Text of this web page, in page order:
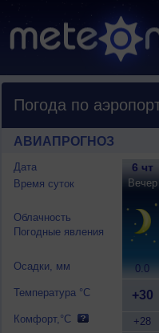
Погода по
АВИАПРОГНОЗ
Дата
Время суток
Облачность
Погодные явления
Осадки, мм
Температура °C
Комфорт,°C
6 чт
Вечер
0.0
+30
+28